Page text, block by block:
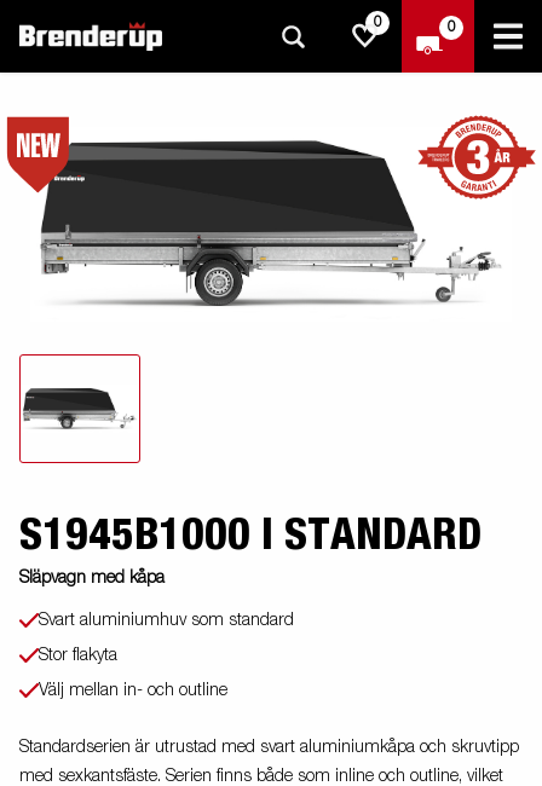
0 0
S1945B1000 I STANDARD
Släpvagn med kåpa
Svart aluminiumhuv som standard
Stor flakyta
Välj mellan in- och outline
Standardserien är utrustad med svart aluminiumkåpa och skruvtipp
med sexkantsfäste. Serien finns både som inline och outline, vilket